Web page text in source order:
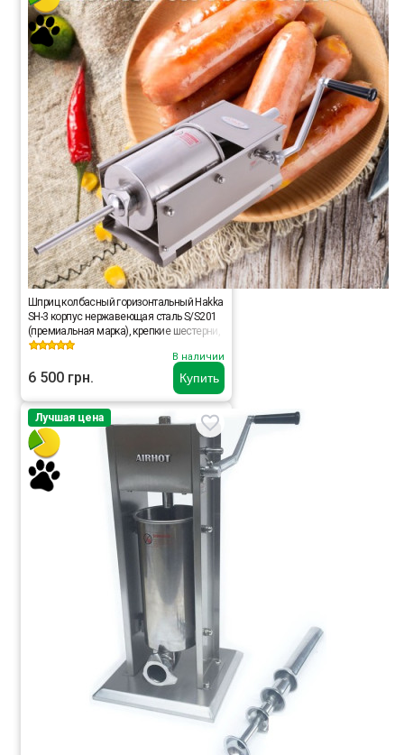
Купить
Шприц колбасный горизонтальный Hakka
SH-3 корпус нержавеющая сталь S/S201
(премиальная марка), крепкие шестерни,
2 скорости
В наличии
6 500 грн.
Лучшая цена